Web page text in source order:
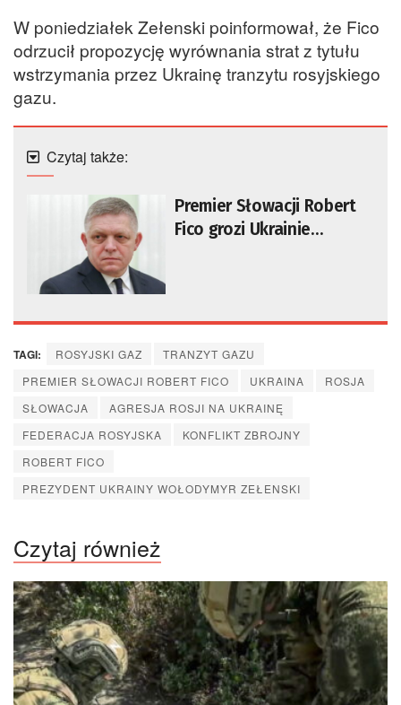
W poniedziałek Zełenski poinformował, że Fico
odrzucił propozycję wyrównania strat z tytułu
wstrzymania przez Ukrainę tranzytu rosyjskiego
gazu.
Czytaj także:
Premier Słowacji Robert
Fico grozi Ukrainie
TAGI: ROSYJSKI GAZ
TRANZYT GAZU
PREMIER SŁOWACJI ROBERT FICO
UKRAINA
ROSJA
SŁOWACJA
AGRESJA ROSJI NA UKRAINĘ
FEDERACJA ROSYJSKA
KONFLIKT ZBROJNY
ROBERT FICO
PREZYDENT UKRAINY WOŁODYMYR ZEŁENSKI
Czytaj również